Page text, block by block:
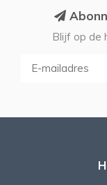
Blijf op de